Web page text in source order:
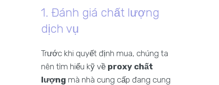
1. Đánh giá chất lượng
dịch vụ
Trước khi quyết định mua, chúng ta
nên tìm hiểu kỹ về proxy chất
lượng mà nhà cung cấp đang cung